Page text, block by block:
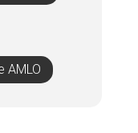
AMLO